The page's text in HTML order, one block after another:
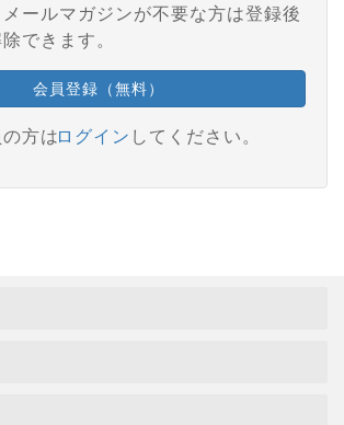
ールマガジンが不要な方は登録後
できます。
会員登録（無料）
方はログイン してください。